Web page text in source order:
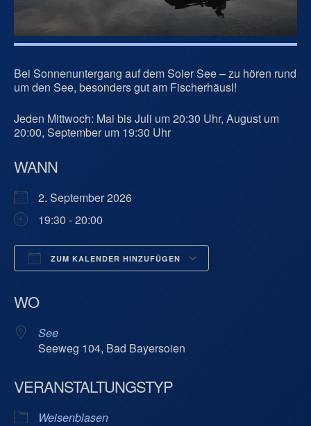
Bei Sonnenuntergang auf dem Soier See – zu hören rund
um den See, besonders gut am Fischerhäusl!
Jeden Mittwoch: Mai bis Juli um 20:30 Uhr, August um
20:00, September um 19:30 Uhr
WANN
2. September 2026
19:30 - 20:00
ZUM KALENDER HINZUFÜGEN
WO
See
Seeweg 104, Bad Bayersoien
VERANSTALTUNGSTYP
Weisenblasen